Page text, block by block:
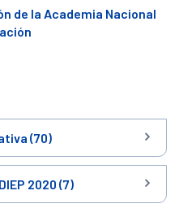
de la Academia Nacional
(70)
2020 (7)